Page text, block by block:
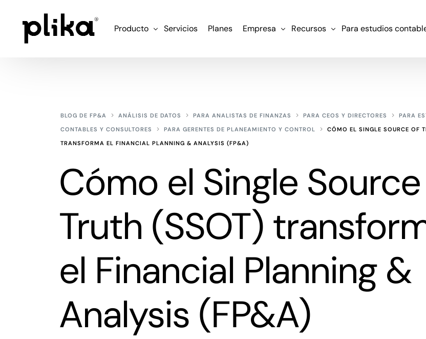
Producto Servicios Planes Empresa
Contacto
Políticas
Recursos
Experiencias de clientes
Para estudios
BLOG DE FP&A ANÁLISIS DE DATOS PARA ANALISTAS DE FINANZAS PARA CEOS Y DIRECTORES
PARA
CONTABLES Y CONSULTORES
PARA GERENTES DE PLANEAMIENTO Y CONTROL
CÓMO EL SINGLE SOURCE OF
TRANSFORMA EL FINANCIAL PLANNING & ANALYSIS (FP&A)
Cómo el Single
Truth (SSOT)
el Financial Planning &
Analysis (FP&A)